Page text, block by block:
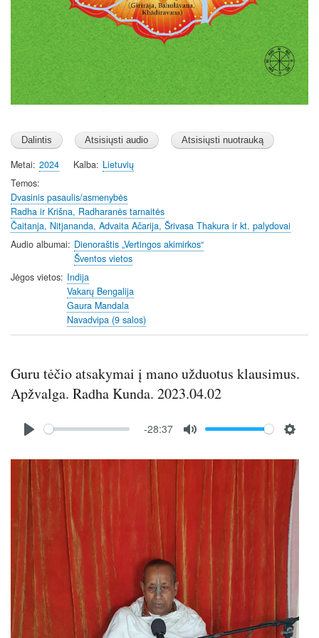
Metai 2024 Kalba
Lietuvių
Temos
Dvasinis pasaulis/asmenybės
Radha ir Krišna, Radharanės tarnaitės
Čaitanja, Nitjananda, Advaita Ačarija, Šrivasa Thakura ir kt. palydovai
Audio albumai
Dienoraštis „Vertingos akimirkos“
Šventos vietos
Jėgos vietos Indija
Vakarų Bengalija
Gaura Mandala
Navadvipa (9 salos)
Guru tėčio atsakymai į mano užduotus klausimus.
Apžvalga. Radha Kunda. 2023.04.02
l
y
-28:37
u
e
t
i
n
g
Image